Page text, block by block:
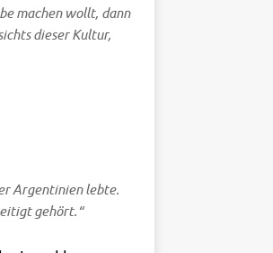
machen wollt, dann
die­ser Kul­tur,
Argen­ti­ni­en leb­te.
gehört.“